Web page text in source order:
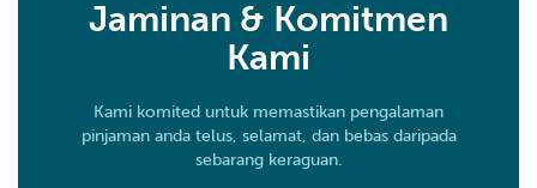
Jaminan & Komitmen
Kami
Kami komited untuk memastikan pengalaman
pinjaman anda telus, selamat, dan bebas daripada
sebarang keraguan.